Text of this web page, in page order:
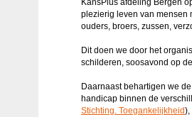
KansPlus afdeling Bergen
plezierig leven van mensen
ouders, broers, zussen,
Dit doen we door het
schilderen, soosavond op
Daarnaast behartigen we
handicap binnen de
Stichting. Toegankelijkheid),